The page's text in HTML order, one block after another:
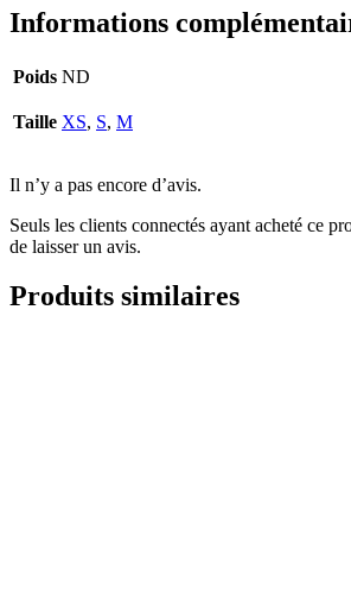
Informations
Poids ND
Taille XS, S, M
Il n’y a pas encore d’avis.
Seuls les clients connectés ayant acheté ce
de laisser un avis.
Produits similaires